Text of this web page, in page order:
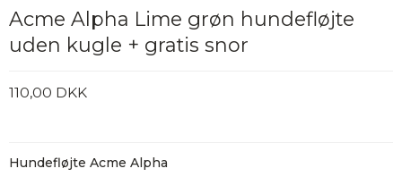
Acme Alpha Lime grøn hundefløjte
uden kugle + gratis snor
110,00 DKK
Hundefløjte Acme Alpha